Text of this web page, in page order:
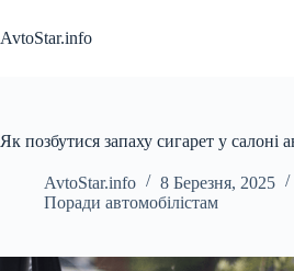
до
вмісту
AvtoStar.info
Як позбутися запаху сигарет у салоні
AvtoStar.info
8 Березня, 2025
Поради автомобілістам